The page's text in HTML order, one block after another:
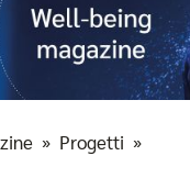
» Progetti »